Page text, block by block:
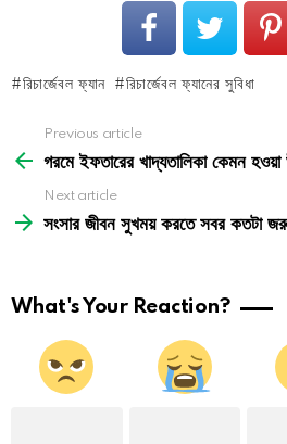
রিচার্জেবল ফ্যান রিচার্জেবল ফ্যানের সুবিধা
more
Previous article
গরমে ইফতারের খাদ্যতালিকা কেমন হওয়া
Next article
সংসার জীবন সুখময় করতে সবর কতটা
What's Your Reaction?